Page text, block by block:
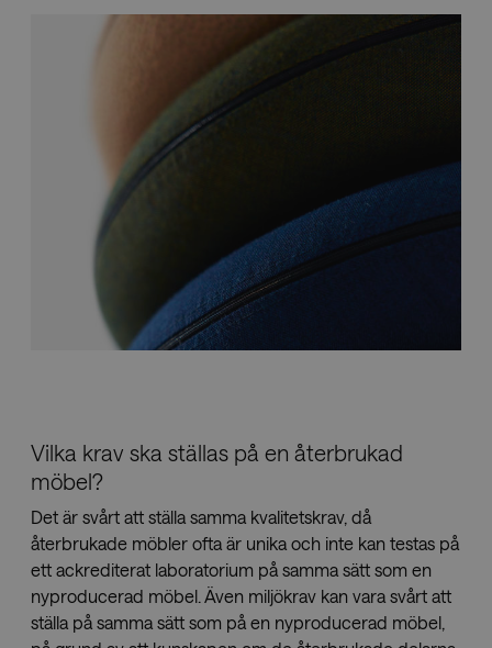
Vilka krav ska ställas på en återbrukad
möbel?
Det är svårt att ställa samma kvalitetskrav, då
återbrukade möbler ofta är unika och inte kan testas på
ett ackrediterat laboratorium på samma sätt som en
nyproducerad möbel. Även miljökrav kan vara svårt att
ställa på samma sätt som på en nyproducerad möbel,